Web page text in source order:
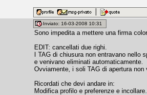
Inviato: 16-03-2008 10:31
Sono impedita a mettere una firma
EDIT: cancellati due righi.
I TAG di chiusura non entravano nello
e venivano eliminati automaticamente.
Ovviamente, i soli TAG di apertura non
Ricordati che devi andare in:
Modifica profilo e preferenze e incollare.